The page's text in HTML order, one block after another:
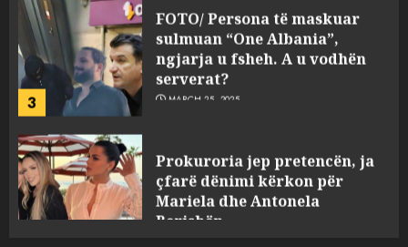
3
ngjarja u fsheh. A u vodhën
serverat?
MARCH 25, 2025
4
Mariela dhe Antonela
Berishën
MARCH 25, 2025